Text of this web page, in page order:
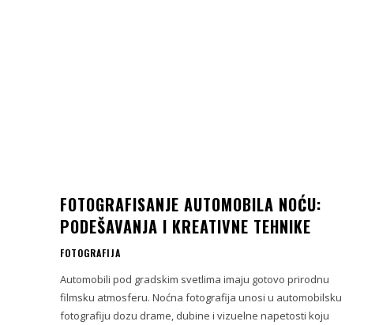
FOTOGRAFISANJE AUTOMOBILA NOĆU:
PODEŠAVANJA I KREATIVNE TEHNIKE
FOTOGRAFIJA
Automobili pod gradskim svetlima imaju gotovo prirodnu
filmsku atmosferu. Noćna fotografija unosi u automobilsku
fotografiju dozu drame, dubine i vizuelne napetosti koju